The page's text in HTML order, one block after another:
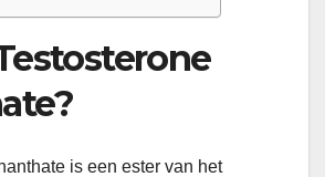
is een ester van het